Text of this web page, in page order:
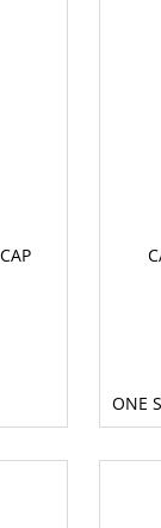
ONE